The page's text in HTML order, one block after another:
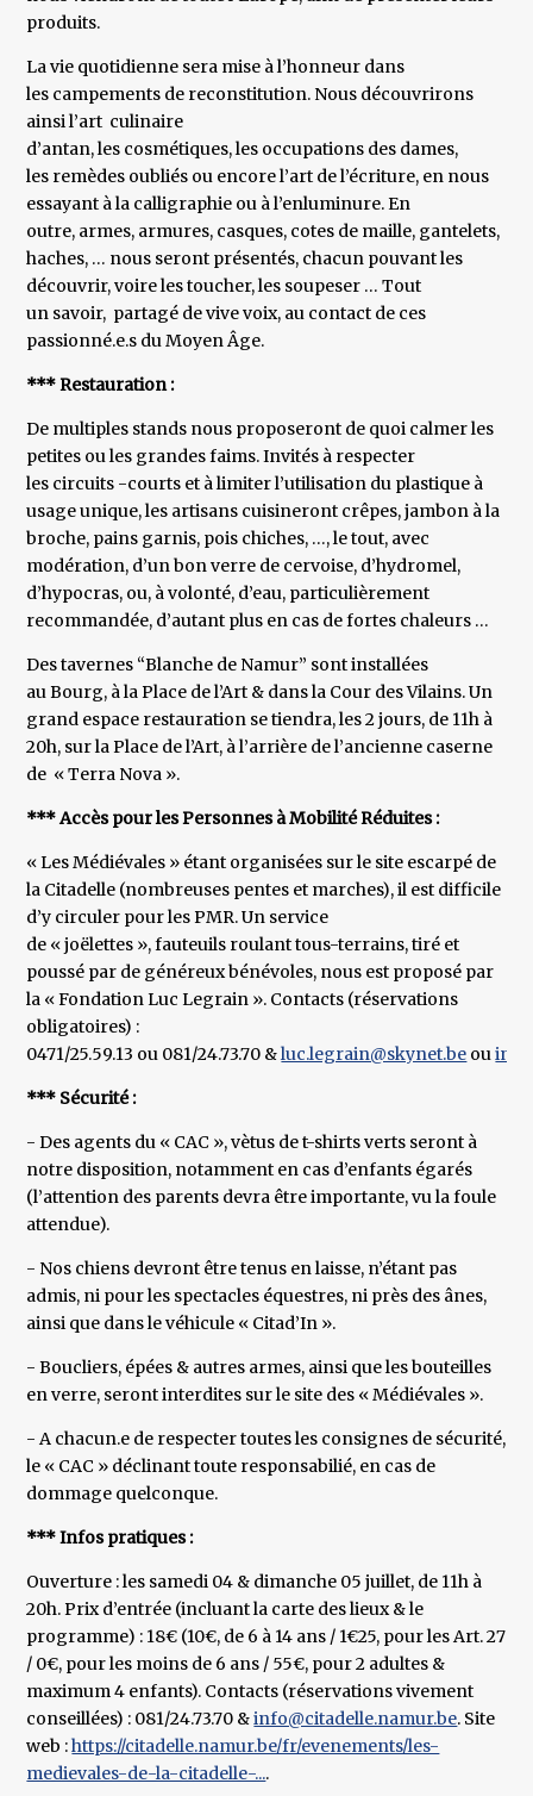
produits.
La vie quotidienne sera mise à l’honneur dans
les campements de reconstitution. Nous découvrirons
ainsi l’art culinaire
d’antan, les cosmétiques, les occupations des dames,
les remèdes oubliés ou encore l’art de l’écriture, en nous
essayant à la calligraphie ou à l’enluminure. En
outre, armes, armures, casques, cotes de maille, gantelets,
haches, … nous seront présentés, chacun pouvant les
découvrir, voire les toucher, les soupeser … Tout
un savoir, partagé de vive voix, au contact de ces
passionné.e.s du Moyen Âge.
*** Restauration :
De multiples stands nous proposeront de quoi calmer les
petites ou les grandes faims. Invités à respecter
les circuits -courts et à limiter l’utilisation du plastique à
usage unique, les artisans cuisineront crêpes, jambon à la
broche, pains garnis, pois chiches, …, le tout, avec
modération, d’un bon verre de cervoise, d’hydromel,
d’hypocras, ou, à volonté, d’eau, particulièrement
recommandée, d’autant plus en cas de fortes chaleurs …
Des tavernes “Blanche de Namur” sont installées
au Bourg, à la Place de l’Art & dans la Cour des Vilains. Un
grand espace restauration se tiendra, les 2 jours, de 11h à
20h, sur la Place de l’Art, à l’arrière de l’ancienne caserne
de « Terra Nova ».
*** Accès pour les Personnes à Mobilité Réduites :
« Les Médiévales » étant organisées sur le site escarpé de
la Citadelle (nombreuses pentes et marches), il est difficile
d’y circuler pour les PMR. Un service
de « joëlettes », fauteuils roulant tous-terrains, tiré et
poussé par de généreux bénévoles, nous est proposé par
la « Fondation Luc Legrain ». Contacts (réservations
obligatoires) :
0471/25.59.13 ou 081/24.73.70 &luc.legrain@skynet.be ou
*** Sécurité :
- Des agents du « CAC », vètus de t-shirts verts seront à
notre disposition, notamment en cas d’enfants égarés
(l’attention des parents devra être importante, vu la foule
attendue).
- Nos chiens devront être tenus en laisse, n’étant pas
admis, ni pour les spectacles équestres, ni près des ânes,
ainsi que dans le véhicule « Citad’In ».
- Boucliers, épées & autres armes, ainsi que les bouteilles
en verre, seront interdites sur le site des « Médiévales ».
- A chacun.e de respecter toutes les consignes de sécurité,
le « CAC » déclinant toute responsabilié, en cas de
dommage quelconque.
*** Infos pratiques :
Ouverture : les samedi 04 & dimanche 05 juillet, de 11h à
20h. Prix d’entrée (incluant la carte des lieux & le
programme) : 18€ (10€, de 6 à 14 ans / 1€25, pour les Art. 27
/ 0€, pour les moins de 6 ans / 55€, pour 2 adultes &
maximum 4 enfants). Contacts (réservations vivement
conseillées) : 081/24.73.70 &info@citadelle.namur.be. Site
web :https://citadelle.namur.be/fr/evenements/les-
medievales-de-la-citadelle-....